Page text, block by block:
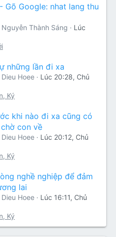
Gõ Google: nhat lang thu
Thành Sáng
Lúc
những lần đi xa
Hoee
Lúc 20:28, Chủ
Ký
khi nào đi xa cũng có
con về
Hoee
Lúc 20:12, Chủ
Ký
nghề nghiệp để đảm
lai
Hoee
Lúc 16:11, Chủ
Ký